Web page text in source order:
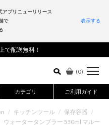
で配送無料！
(0)
カテゴリ ご利用ガイド
詳細検索はこちら
/ キッチンツール / 保存容器 /
ウォータータンブラー 550ml マルー
プリニューリリース
で
表示する